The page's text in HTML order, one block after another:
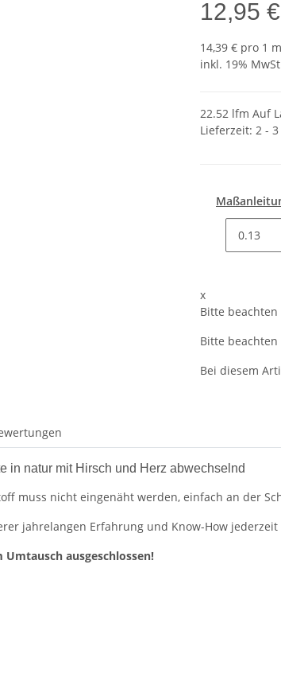
12,95 €
14,39 € pro 1 m
inkl. 19%
22.52 lfm Auf
Lieferzeit: 2 -
x
Bitte
Bitte
Bei diesem
in natur mit Hirsch und Herz abwechselnd
muss nicht eingenäht werden, einfach an der
jahrelangen Erfahrung und Know-How
ausgeschlossen!